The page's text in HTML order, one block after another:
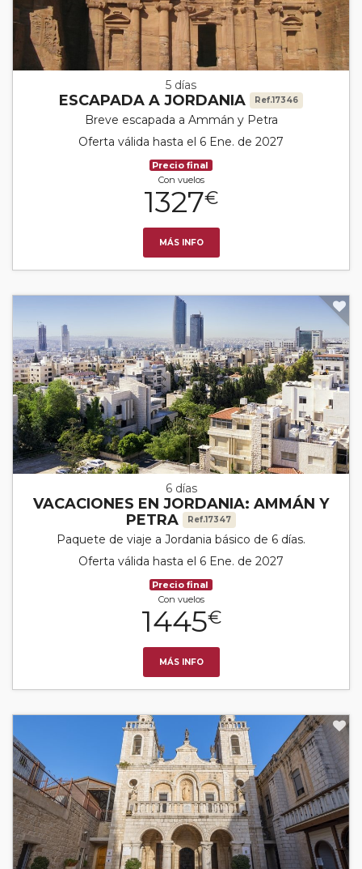
5 días
ESCAPADA A JORDANIA Ref.17346
Breve escapada a Ammán y Petra
Oferta válida hasta el 6 Ene. de 2027
Precio final
Con vuelos
1327€
MÁS INFO
6 días
VACACIONES EN JORDANIA: AMMÁN Y
PETRA
Ref.17347
Paquete de viaje a Jordania básico de 6 días.
Oferta válida hasta el 6 Ene. de 2027
Precio final
Con vuelos
1445€
MÁS INFO